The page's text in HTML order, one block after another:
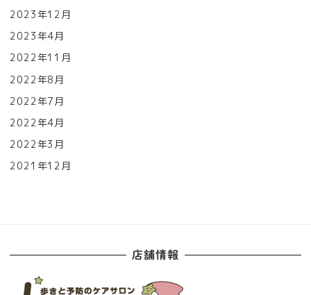
2023年12月
2023年4月
2022年11月
2022年8月
2022年7月
2022年4月
2022年3月
2021年12月
店舗情報